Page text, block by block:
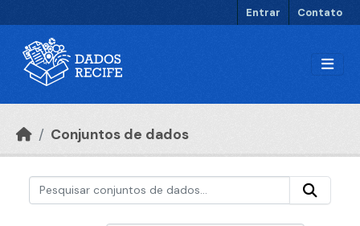
Entrar Contato
Conjuntos de dados